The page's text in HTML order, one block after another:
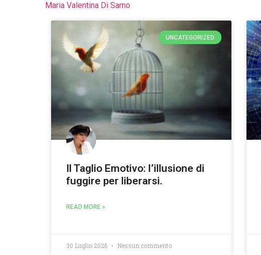
Maria Valentina Di Sarno
UNCATEGORIZED
Il Taglio Emotivo: l’illusione di
fuggire per liberarsi.
READ MORE »
30 Luglio 2026 Nessun commento